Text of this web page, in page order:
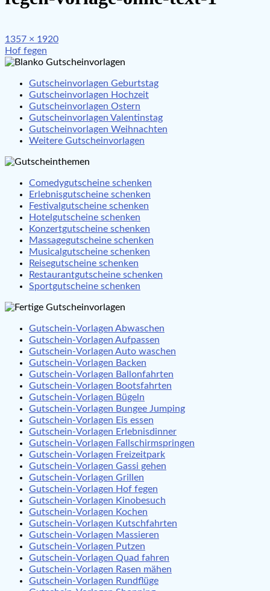
Full
size
1357 × 1920
Beitragsnavigation
Hof fegen
Gutscheinvorlagen Geburtstag
Gutscheinvorlagen Hochzeit
Gutscheinvorlagen Ostern
Gutscheinvorlagen Valentinstag
Gutscheinvorlagen Weihnachten
Weitere Gutscheinvorlagen
Comedygutscheine schenken
Erlebnisgutscheine schenken
Festivalgutscheine schenken
Hotelgutscheine schenken
Konzertgutscheine schenken
Massagegutscheine schenken
Musicalgutscheine schenken
Reisegutscheine schenken
Restaurantgutscheine schenken
Sportgutscheine schenken
Gutschein-Vorlagen Abwaschen
Gutschein-Vorlagen Aufpassen
Gutschein-Vorlagen Auto waschen
Gutschein-Vorlagen Backen
Gutschein-Vorlagen Ballonfahrten
Gutschein-Vorlagen Bootsfahrten
Gutschein-Vorlagen Bügeln
Gutschein-Vorlagen Bungee Jumping
Gutschein-Vorlagen Eis essen
Gutschein-Vorlagen Erlebnisdinner
Gutschein-Vorlagen Fallschirmspringen
Gutschein-Vorlagen Freizeitpark
Gutschein-Vorlagen Gassi gehen
Gutschein-Vorlagen Grillen
Gutschein-Vorlagen Hof fegen
Gutschein-Vorlagen Kinobesuch
Gutschein-Vorlagen Kochen
Gutschein-Vorlagen Kutschfahrten
Gutschein-Vorlagen Massieren
Gutschein-Vorlagen Putzen
Gutschein-Vorlagen Quad fahren
Gutschein-Vorlagen Rasen mähen
Gutschein-Vorlagen Rundflüge